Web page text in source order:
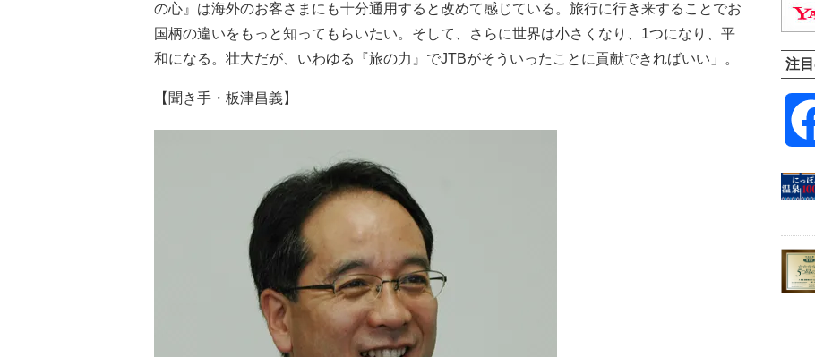
の心』は海外のお客さまにも十分通用すると改めて感じている。旅行に行き来することでお
国柄の違いをもっと知ってもらいたい。そして、さらに世界は小さくなり、1つになり、平
和になる。壮大だが、いわゆる『旅の力』でJTBがそういったことに貢献できればいい」。
【聞き手・板津昌義】
注